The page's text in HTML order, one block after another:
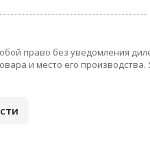
право без уведомления
и место его